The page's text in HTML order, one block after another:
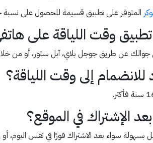
المتوفر على تطبيق قسيمة للحصول على
وقت اللياقة على
جوالك عن طريق جوجل بلاي، آبل ستور، أو من
إلى وقت اللياقة؟
الإشتراك في الموقع؟
سواء بعد الاشتراك فورًا في نفس اليوم، أو